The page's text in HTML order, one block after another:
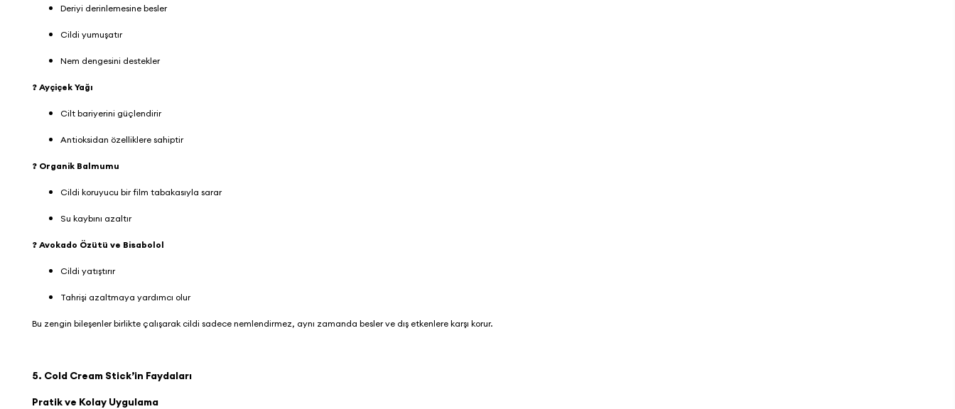
Deriyi derinlemesine besler
Cildi yumuşatır
Nem dengesini destekler
? Ayçiçek Yağı
Cilt bariyerini güçlendirir
Antioksidan özelliklere sahiptir
? Organik Balmumu
Cildi koruyucu bir film tabakasıyla sarar
Su kaybını azaltır
? Avokado Özütü ve Bisabolol
Cildi yatıştırır
Tahrişi azaltmaya yardımcı olur
Bu zengin bileşenler birlikte çalışarak cildi sadece nemlendirmez, aynı zamanda besler ve dış etkenlere karşı korur.
5. Cold Cream Stick’in Faydaları
Pratik ve Kolay Uygulama